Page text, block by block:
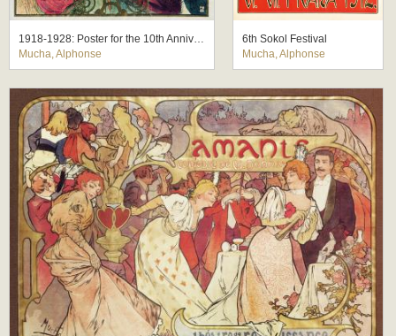
1918-1928: Poster for the 10th Anniversary of the Independence of the Republic of Czechoslovakia
Mucha, Alphonse
6th Sokol Festival
Mucha, Alphonse